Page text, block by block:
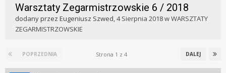
Warsztaty Zegarmistrzowskie 6 / 2018
dodany przez Eugeniusz Szwed,4 Sierpnia 2018wWARSZTATY
ZEGARMISTRZOWSKIE
POPRZEDNIA DALEJ
Strona 1 z 4